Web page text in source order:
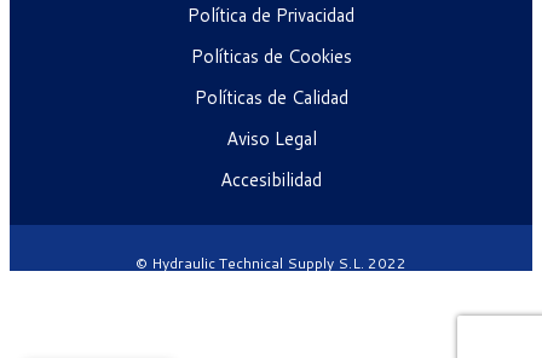
Política de Privacidad
Políticas de Cookies
Políticas de Calidad
Aviso Legal
Accesibilidad
© Hydraulic Technical Supply S.L. 2022